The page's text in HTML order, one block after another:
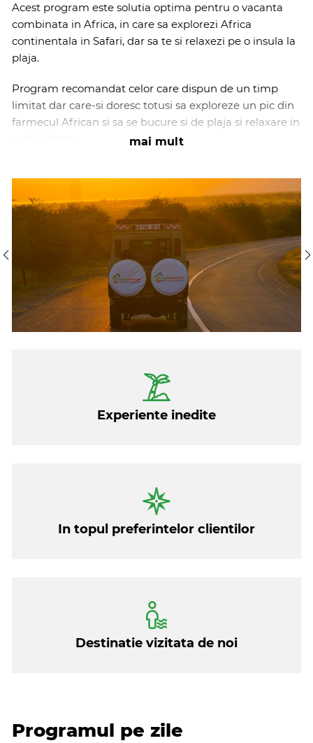
Acest program este solutia optima pentru o vacanta
combinata in Africa, in care sa explorezi Africa
continentala in Safari, dar sa te si relaxezi pe o insula la
plaja.
Program recomandat celor care dispun de un timp
limitat dar care-si doresc totusi sa exploreze un pic din
farmecul African si sa se bucure si de plaja si relaxare in
vacanta. Aici veti gasi tot ce poate cauta un calator in
Africa, de la antilope, rinoceri, hiene, hipopotami,
impala, girafe, lei, leoparzi, struti, babuini, bivoli, zebre,
sacali, elefanti, gazele, flamingo si lista poate continua
pentru inca un safari, pana la viata masailor toate pot fi
observate in parcurile naturale din Tanzania. Dupa 4
zile de observat animalele din mijlocul naturii 5 zile la
plaja in Zanzibar sunt fix ceea ce aveti nevoie.
mai mult
Experiente inedite
In topul preferintelor clientilor
Destinatie vizitata de noi
Programul pe zile